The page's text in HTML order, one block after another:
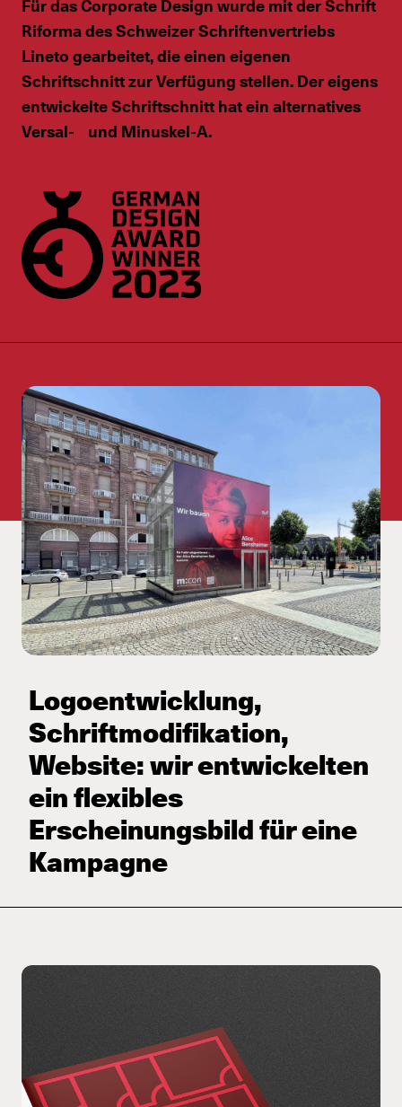
Für das Corporate Design wurde mit der Schrift
Riforma des Schweizer Schriftenvertriebs
Lineto gearbeitet, die einen eigenen
Schriftschnitt zur Verfügung stellen. Der eigens
entwickelte Schriftschnitt hat ein alternatives
Versal- und Minuskel-A.
Logoentwicklung,
Schriftmodifikation,
Website: wir entwickelten
ein flexibles
Erscheinungsbild für eine
Kampagne